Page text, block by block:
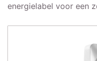
energielabel voor een